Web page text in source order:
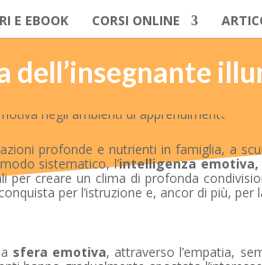
E EBOOK CORSI ONLINE
dell’insegnante
profonde e nutrienti in famiglia, a
sistematico, l’intelligenza emotiva,
per creare un clima di profonda
per l’istruzione e, ancor di più, per
sfera emotiva, attraverso l’empatia,